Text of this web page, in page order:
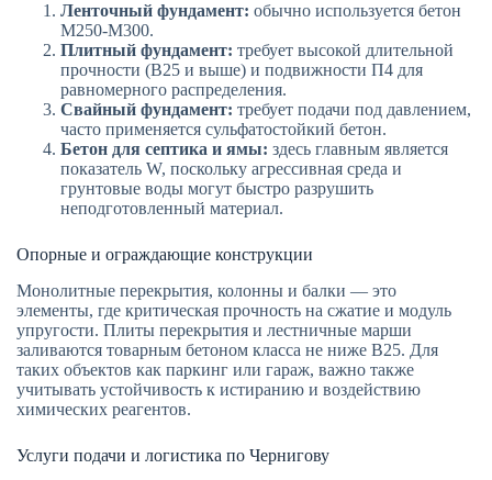
Ленточный фундамент: обычно используется бетон
М250-М300.
Плитный фундамент: требует высокой длительной
прочности (В25 и выше) и подвижности П4 для
равномерного распределения.
Свайный фундамент: требует подачи под давлением,
часто применяется сульфатостойкий бетон.
Бетон для септика и ямы: здесь главным является
показатель W, поскольку агрессивная среда и
грунтовые воды могут быстро разрушить
неподготовленный материал.
Опорные и ограждающие конструкции
Монолитные перекрытия, колонны и балки — это
элементы, где критическая прочность на сжатие и модуль
упругости. Плиты перекрытия и лестничные марши
заливаются товарным бетоном класса не ниже В25. Для
таких объектов как паркинг или гараж, важно также
учитывать устойчивость к истиранию и воздействию
химических реагентов.
Услуги подачи и логистика по Чернигову